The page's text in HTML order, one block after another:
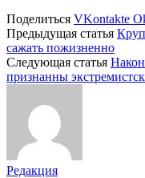
Поделиться VKontakte
Предыдущая статья
сажать пожизненно
Следующая статья
признанны
Редакция